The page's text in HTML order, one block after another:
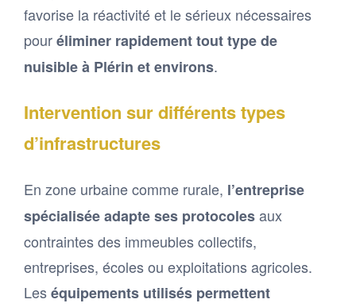
favorise la réactivité et le sérieux nécessaires
pouréliminer rapidement tout type de
nuisible à Plérin et environs.
Intervention sur différents types
d’infrastructures
En zone urbaine comme rurale, l’entreprise
spécialisée adapte ses protocolesaux
contraintes des immeubles collectifs,
entreprises, écoles ou exploitations agricoles.
Leséquipements utilisés permettent